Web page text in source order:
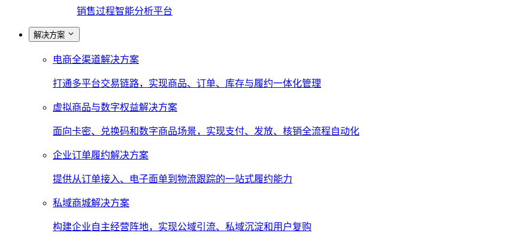
销售过程智能分析平台
解决方案
电商全渠道解决方案
打通多平台交易链路，实现商品、订单、库存与履约一体化管理
虚拟商品与数字权益解决方案
面向卡密、兑换码和数字商品场景，实现支付、发放、核销全流程自动化
企业订单履约解决方案
提供从订单接入、电子面单到物流跟踪的一站式履约能力
私域商城解决方案
构建企业自主经营阵地，实现公域引流、私域沉淀和用户复购